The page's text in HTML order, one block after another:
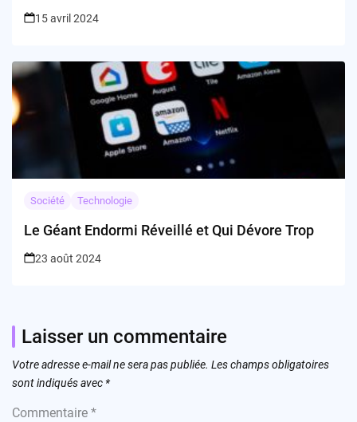
15 avril 2024
Société Technologie
Le Géant Endormi Réveillé et Qui Dévore Trop
23 août 2024
Laisser un commentaire
Votre adresse e-mail ne sera pas publiée. Les champs obligatoires
sont indiqués avec *
Commentaire *